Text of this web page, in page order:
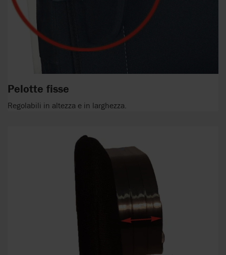
Pelotte fisse
Regolabili in altezza e in larghezza.